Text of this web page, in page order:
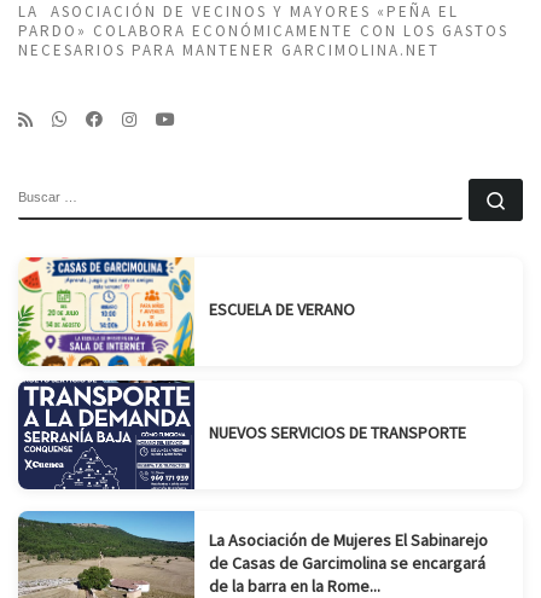
LA ASOCIACIÓN DE VECINOS Y MAYORES «PEÑA EL
PARDO» COLABORA ECONÓMICAMENTE CON LOS GASTOS
NECESARIOS PARA MANTENER GARCIMOLINA.NET
ESCUELA DE VERANO
NUEVOS SERVICIOS DE TRANSPORTE
La Asociación de Mujeres El Sabinarejo
de Casas de Garcimolina se encargará
de la barra en la Rome...